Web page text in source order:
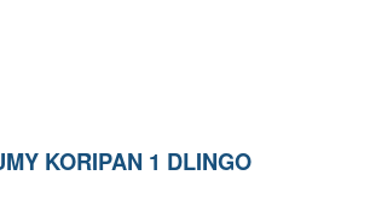
KORIPAN 1 DLINGO